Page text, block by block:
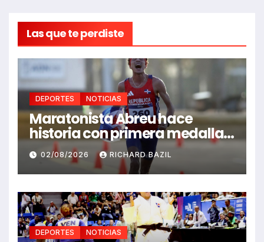
Las que te perdiste
DEPORTES NOTICIAS
Maratonista Abreu hace
historia con primera medalla
en Juegos Santo Domingo
2026
02/08/2026 RICHARD BAZIL
DEPORTES NOTICIAS